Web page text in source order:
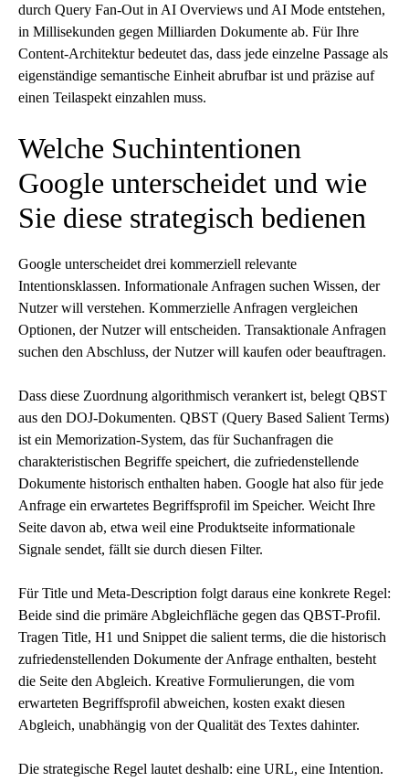
durch Query Fan-Out in AI Overviews und AI Mode entstehen,
in Millisekunden gegen Milliarden Dokumente ab. Für Ihre
Content-Architektur bedeutet das, dass jede einzelne Passage als
eigenständige semantische Einheit abrufbar ist und präzise auf
einen Teilaspekt einzahlen muss.
Welche Suchintentionen
Google unterscheidet und wie
Sie diese strategisch bedienen
Google unterscheidet drei kommerziell relevante
Intentionsklassen. Informationale Anfragen suchen Wissen, der
Nutzer will verstehen. Kommerzielle Anfragen vergleichen
Optionen, der Nutzer will entscheiden. Transaktionale Anfragen
suchen den Abschluss, der Nutzer will kaufen oder beauftragen.
Dass diese Zuordnung algorithmisch verankert ist, belegt QBST
aus den DOJ-Dokumenten. QBST (Query Based Salient Terms)
ist ein Memorization-System, das für Suchanfragen die
charakteristischen Begriffe speichert, die zufriedenstellende
Dokumente historisch enthalten haben. Google hat also für jede
Anfrage ein erwartetes Begriffsprofil im Speicher. Weicht Ihre
Seite davon ab, etwa weil eine Produktseite informationale
Signale sendet, fällt sie durch diesen Filter.
Für Title und Meta-Description folgt daraus eine konkrete Regel:
Beide sind die primäre Abgleichfläche gegen das QBST-Profil.
Tragen Title, H1 und Snippet die salient terms, die die historisch
zufriedenstellenden Dokumente der Anfrage enthalten, besteht
die Seite den Abgleich. Kreative Formulierungen, die vom
erwarteten Begriffsprofil abweichen, kosten exakt diesen
Abgleich, unabhängig von der Qualität des Textes dahinter.
Die strategische Regel lautet deshalb: eine URL, eine Intention.